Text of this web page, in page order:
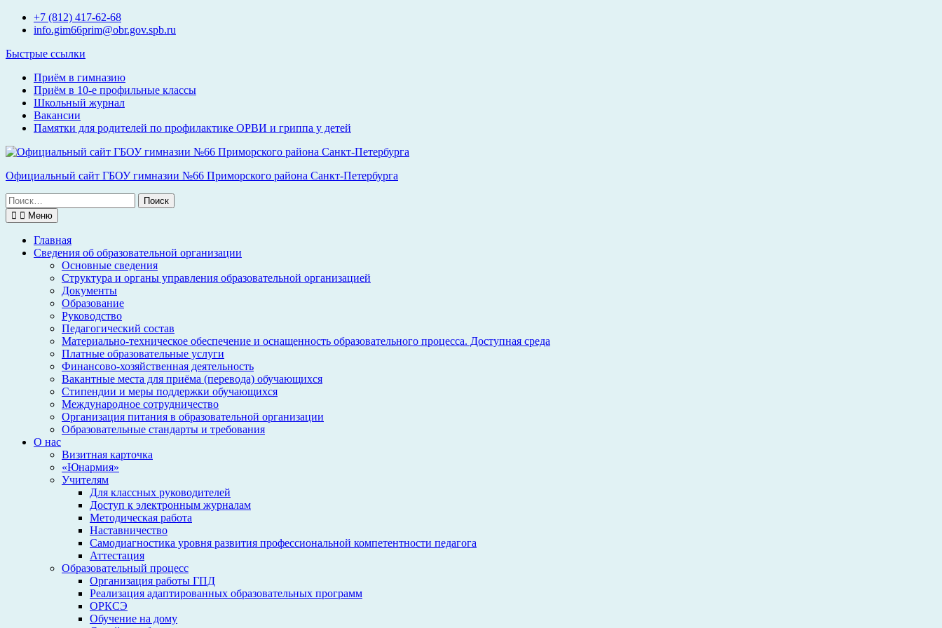
Перейти+7 (812) 417-62-68
info.gim66prim@obr.gov.spb.ru
Быстрые ссылки
Приём в гимназию
Приём в 10-е профильные классы
Школьный журнал
Вакансии
Памятки для родителей по профилактике ОРВИ и гриппа у детей
Официальный сайт ГБОУ гимназии №66 Приморского района Санкт-Петербурга
Поиск
по:
Меню
Главная
Сведения об образовательной организации
Основные сведения
Структура и органы управления образовательной организацией
Документы
Образование
Руководство
Педагогический состав
Материально-техническое обеспечение и оснащенность образовательного процесса. Доступная среда
Платные образовательные услуги
Финансово-хозяйственная деятельность
Вакантные места для приёма (перевода) обучающихся
Стипендии и меры поддержки обучающихся
Международное сотрудничество
Организация питания в образовательной организации
Образовательные стандарты и требования
О нас
Визитная карточка
«Юнармия»
Учителям
Для классных руководителей
Доступ к электронным журналам
Методическая работа
Наставничество
Самодиагностика уровня развития профессиональной компетентности педагога
Аттестация
Образовательный процесс
Организация работы ГПД
Реализация адаптированных образовательных программ
ОРКСЭ
Обучение на дому